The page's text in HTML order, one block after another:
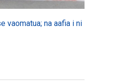
vaomatua; na aafia i ni